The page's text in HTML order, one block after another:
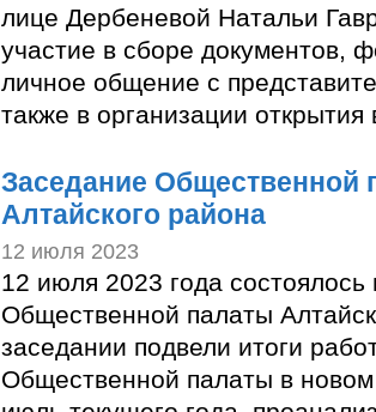
лице Дербеневой Натальи
участие в сборе документов,
личное общение с
также в организации открытия
Заседание Общественной
Алтайского района
12 июля 2023
12 июля 2023 года состоялось
Общественной палаты
заседании подвели итоги
Общественной палаты в